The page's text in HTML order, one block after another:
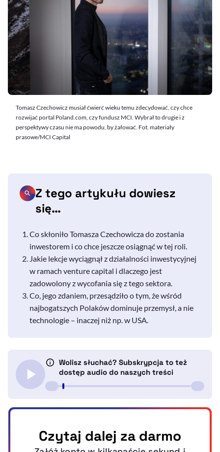
Tomasz Czechowicz musiał ćwierć wieku temu zdecydować, czy chce
rozwijać portal Poland.com, czy fundusz MCI. Wybrał to drugie i z
perspektywy czasu nie ma powodu, by żałować. Fot. materiały
prasowe/MCI Capital
Z tego artykułu dowiesz
się…
Co skłoniło Tomasza Czechowicza do zostania
inwestorem i co chce jeszcze osiągnąć w tej roli.
Jakie lekcje wyciągnął z działalności inwestycyjnej
w ramach venture capital i dlaczego jest
zadowolony z wycofania się z tego sektora.
Co, jego zdaniem, przesądziło o tym, że wśród
najbogatszych Polaków dominuje przemysł, a nie
technologie – inaczej niż np. w USA.